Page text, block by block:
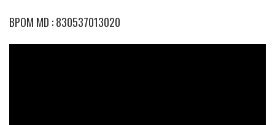
BPOM MD : 830537013020